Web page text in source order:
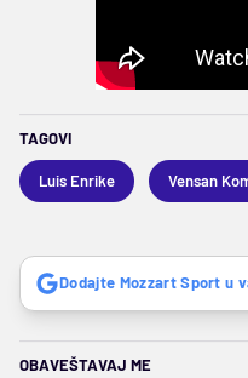
TAGOVI
Luis Enrike Vensan
Dodajte Mozzart Sport u
OBAVEŠTAVAJ ME